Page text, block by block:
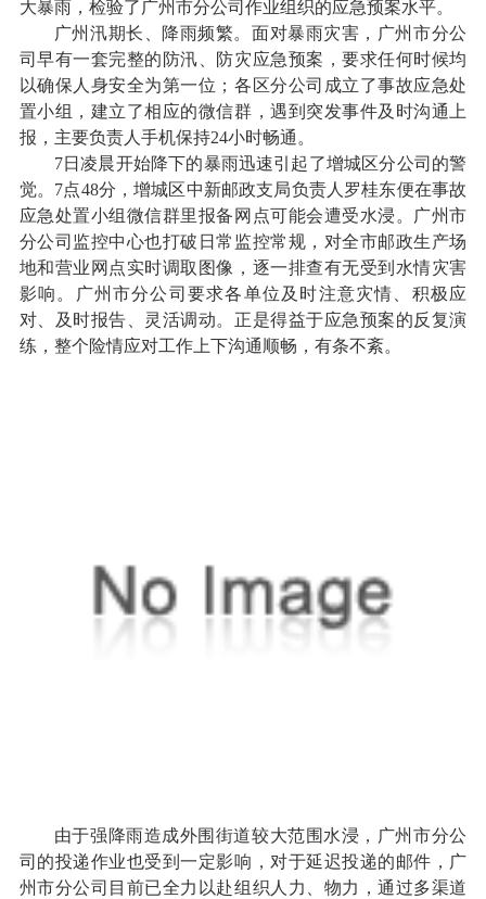
大暴雨，检验了广州市分公司作业组织的应急预案水平。
广州汛期长、降雨频繁。面对暴雨灾害，广州市分公
司早有一套完整的防汛、防灾应急预案，要求任何时候均
以确保人身安全为第一位；各区分公司成立了事故应急处
置小组，建立了相应的微信群，遇到突发事件及时沟通上
报，主要负责人手机保持24小时畅通。
7日凌晨开始降下的暴雨迅速引起了增城区分公司的警
觉。7点48分，增城区中新邮政支局负责人罗桂东便在事故
应急处置小组微信群里报备网点可能会遭受水浸。广州市
分公司监控中心也打破日常监控常规，对全市邮政生产场
地和营业网点实时调取图像，逐一排查有无受到水情灾害
影响。广州市分公司要求各单位及时注意灾情、积极应
对、及时报告、灵活调动。正是得益于应急预案的反复演
练，整个险情应对工作上下沟通顺畅，有条不紊。
由于强降雨造成外围街道较大范围水浸，广州市分公
司的投递作业也受到一定影响，对于延迟投递的邮件，广
州市分公司目前已全力以赴组织人力、物力，通过多渠道